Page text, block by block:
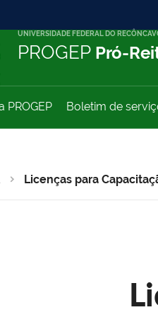
UNIVERSIDADE FEDERAL DO
PROGEP Pró-
PROGEP Boletim de
Licenças para